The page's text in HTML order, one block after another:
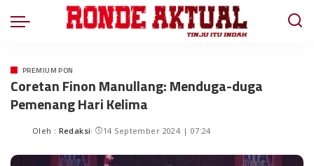
PREMIUM PON
Coretan Finon Manullang: Menduga-duga
Pemenang Hari Kelima
Oleh : Redaksi 14 September 2024 | 07:24